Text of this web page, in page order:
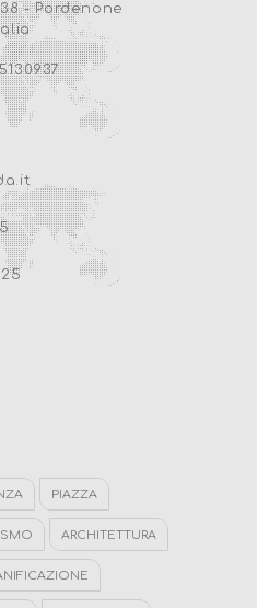
- Pordenone
PIAZZA
ARCHITETTURA